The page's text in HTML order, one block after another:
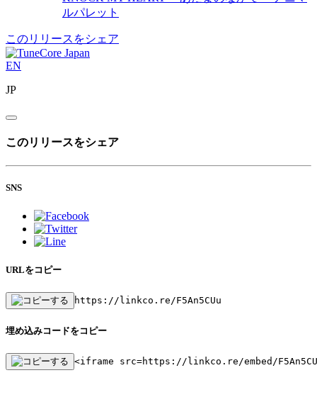
ルパレット
このリリースをシェア
EN
JP
このリリースをシェア
SNS
URLをコピー
https://linkco.re/F5An5CUu
埋め込みコードをコピー
<iframe src=https://linkco.re/embed/